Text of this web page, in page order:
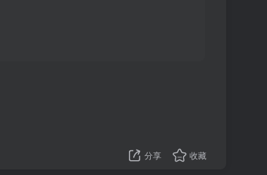
分享 收藏